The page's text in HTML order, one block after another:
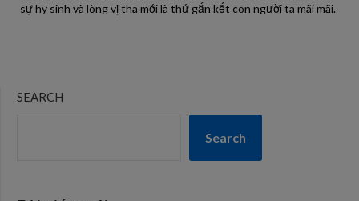
sự hy sinh và lòng vị tha mới là thứ gắn kết con người ta mãi mãi.
SEARCH
Search